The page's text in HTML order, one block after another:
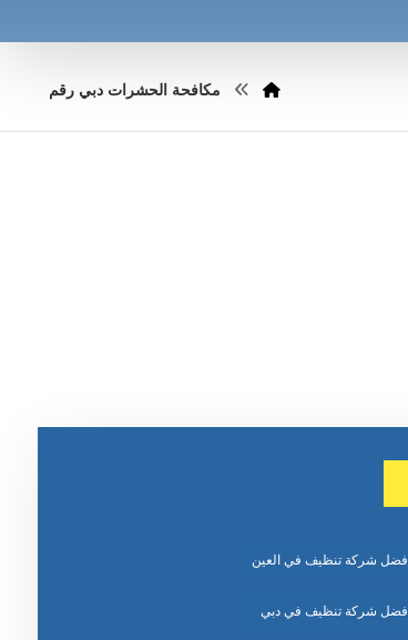
مكافحة الحشرات دبي رقم
أفضل شركة تنظيف في العين
أفضل شركة تنظيف في دبي